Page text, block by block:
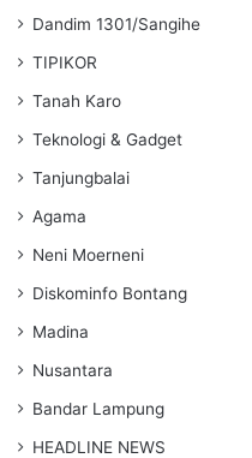
Dandim 1301/Sangihe
TIPIKOR
Tanah Karo
Teknologi & Gadget
Tanjungbalai
Agama
Neni Moerneni
Diskominfo Bontang
Madina
Nusantara
Bandar Lampung
HEADLINE NEWS